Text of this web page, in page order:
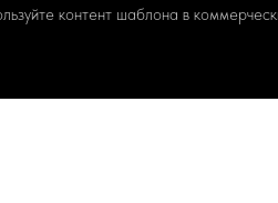
контент шаблона в